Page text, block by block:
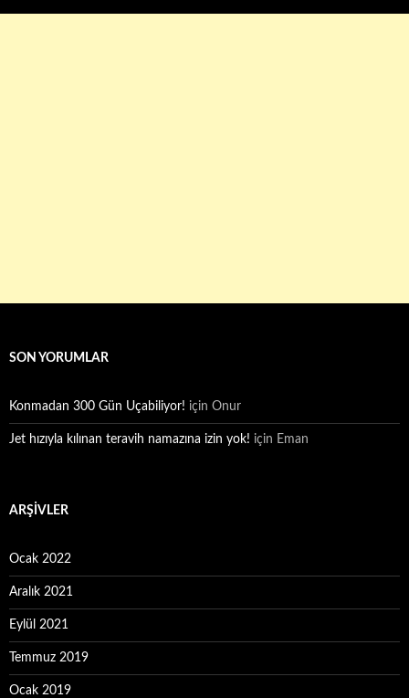
SON YORUMLAR
Konmadan 300 Gün Uçabiliyor! için Onur
Jet hızıyla kılınan teravih namazına izin yok! için Eman
ARŞIVLER
Ocak 2022
Aralık 2021
Eylül 2021
Temmuz 2019
Ocak 2019